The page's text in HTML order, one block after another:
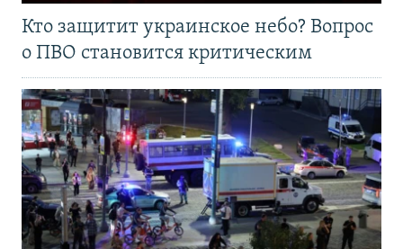
Кто защитит украинское небо? Вопрос
о ПВО становится критическим